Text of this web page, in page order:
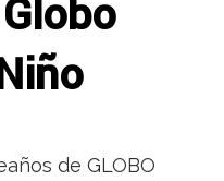
de GLOBO